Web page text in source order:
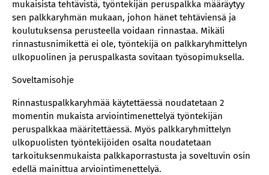
mukaisista tehtävistä, työntekijän peruspalkka määräytyy
sen palkkaryhmän mukaan, johon hänet tehtäviensä ja
koulutuksensa perusteella voidaan rinnastaa. Mikäli
rinnastusnimikettä ei ole, työntekijä on palkkaryhmittelyn
ulkopuolinen ja peruspalkasta sovitaan työsopimuksella.
Soveltamisohje
Rinnastuspalkkaryhmää käytettäessä noudatetaan 2
momentin mukaista arviointimenettelyä työntekijän
peruspalkkaa määritettäessä. Myös palkkaryhmittelyn
ulkopuolisten työntekijöiden osalta noudatetaan
tarkoituksenmukaista palkkaporrastusta ja soveltuvin osin
edellä mainittua arviointimenettelyä.